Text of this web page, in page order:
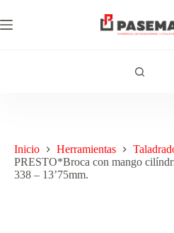
Inicio Herramientas
PRESTO*Broca con mango
338 – 13’75mm.